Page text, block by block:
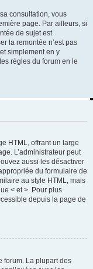
consultation, vous
page. Par ailleurs, si
de sujet est
la remontée n’est pas
simplement en y
règles du forum en le
HTML, offrant un large
L’administrateur peut
aussi les désactiver
du formulaire de
au style HTML, mais
< et >. Pour plus
depuis la page de
forum. La plupart des